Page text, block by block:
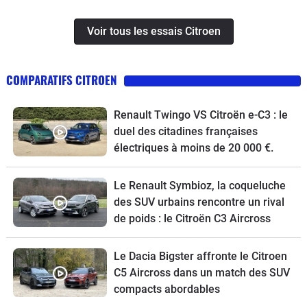
Voir tous les essais Citroen
COMPARATIFS CITROEN
Renault Twingo VS Citroën e-C3 : le
duel des citadines françaises
électriques à moins de 20 000 €.
Le Renault Symbioz, la coqueluche
des SUV urbains rencontre un rival
de poids : le Citroën C3 Aircross
Le Dacia Bigster affronte le Citroen
C5 Aircross dans un match des SUV
compacts abordables